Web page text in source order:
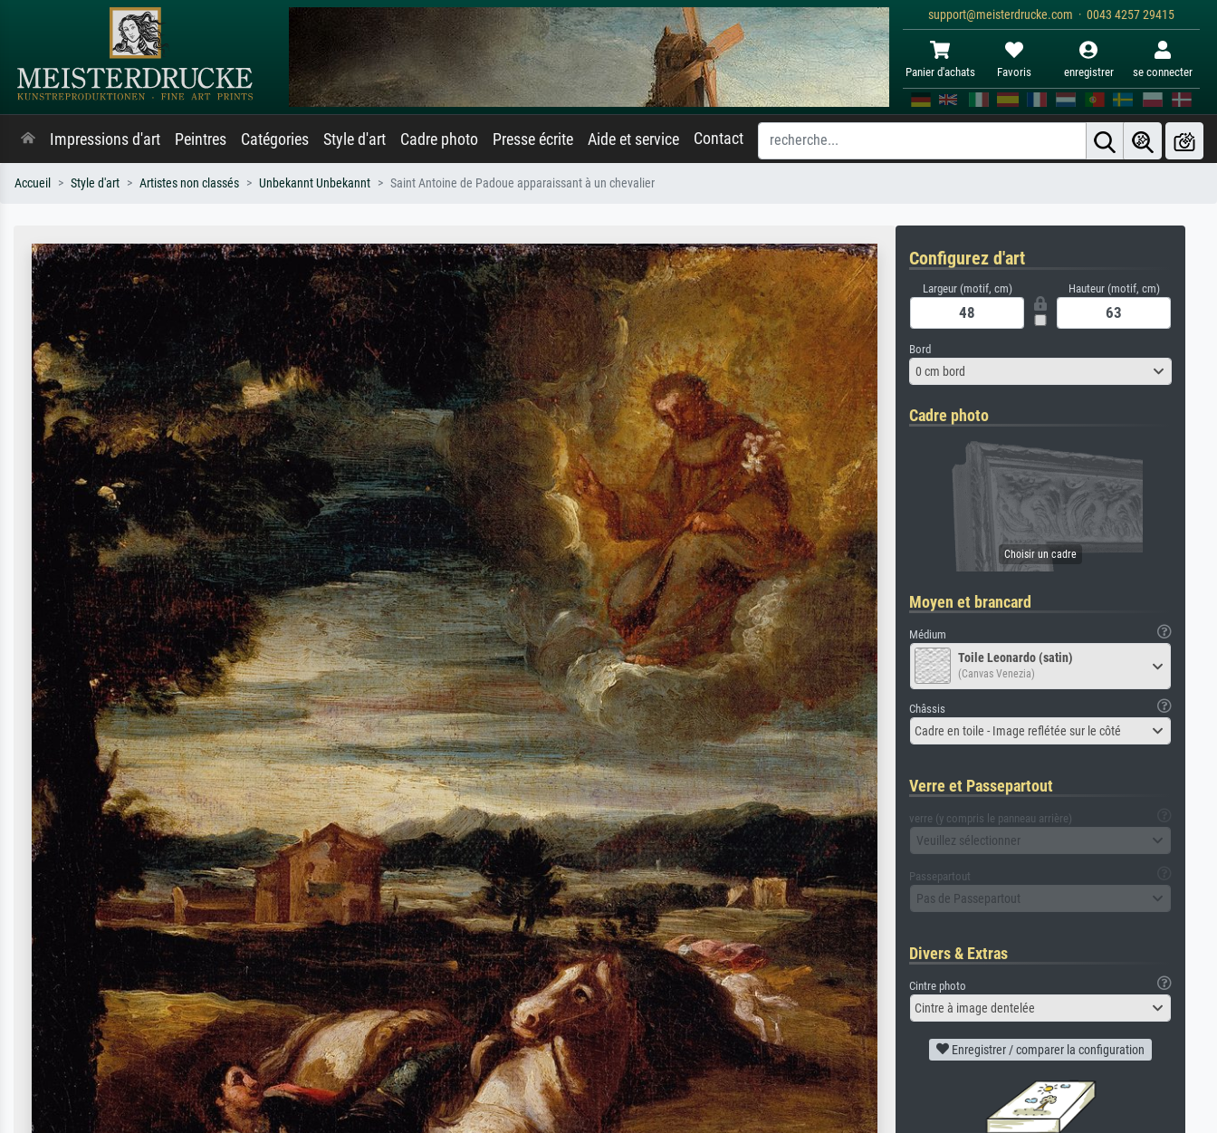
support@meisterdrucke.com · 0043 4257 29415
Panier d'achats Favoris enregistrer se connecter
Impressions d'art Peintres Catégories Style d'art Cadre photo Presse écrite Aide et service Contact
Accueil Style d'art Artistes non classés Unbekannt Unbekannt Saint Antoine de Padoue apparaissant à un chevalier
Configurez d'art
Largeur (motif, cm) Hauteur (motif, cm)
Bord
0 cm bord
Cadre photo
Moyen et brancard
Médium
Toile Leonardo (satin)
(Canvas Venezia)
Châssis
Cadre en toile - Image reflétée sur le côté
Verre et Passepartout
verre (y compris le panneau arrière)
Veuillez sélectionner
Passepartout
Pas de Passepartout
Divers & Extras
Cintre photo
Cintre à image dentelée
Enregistrer / comparer la configuration